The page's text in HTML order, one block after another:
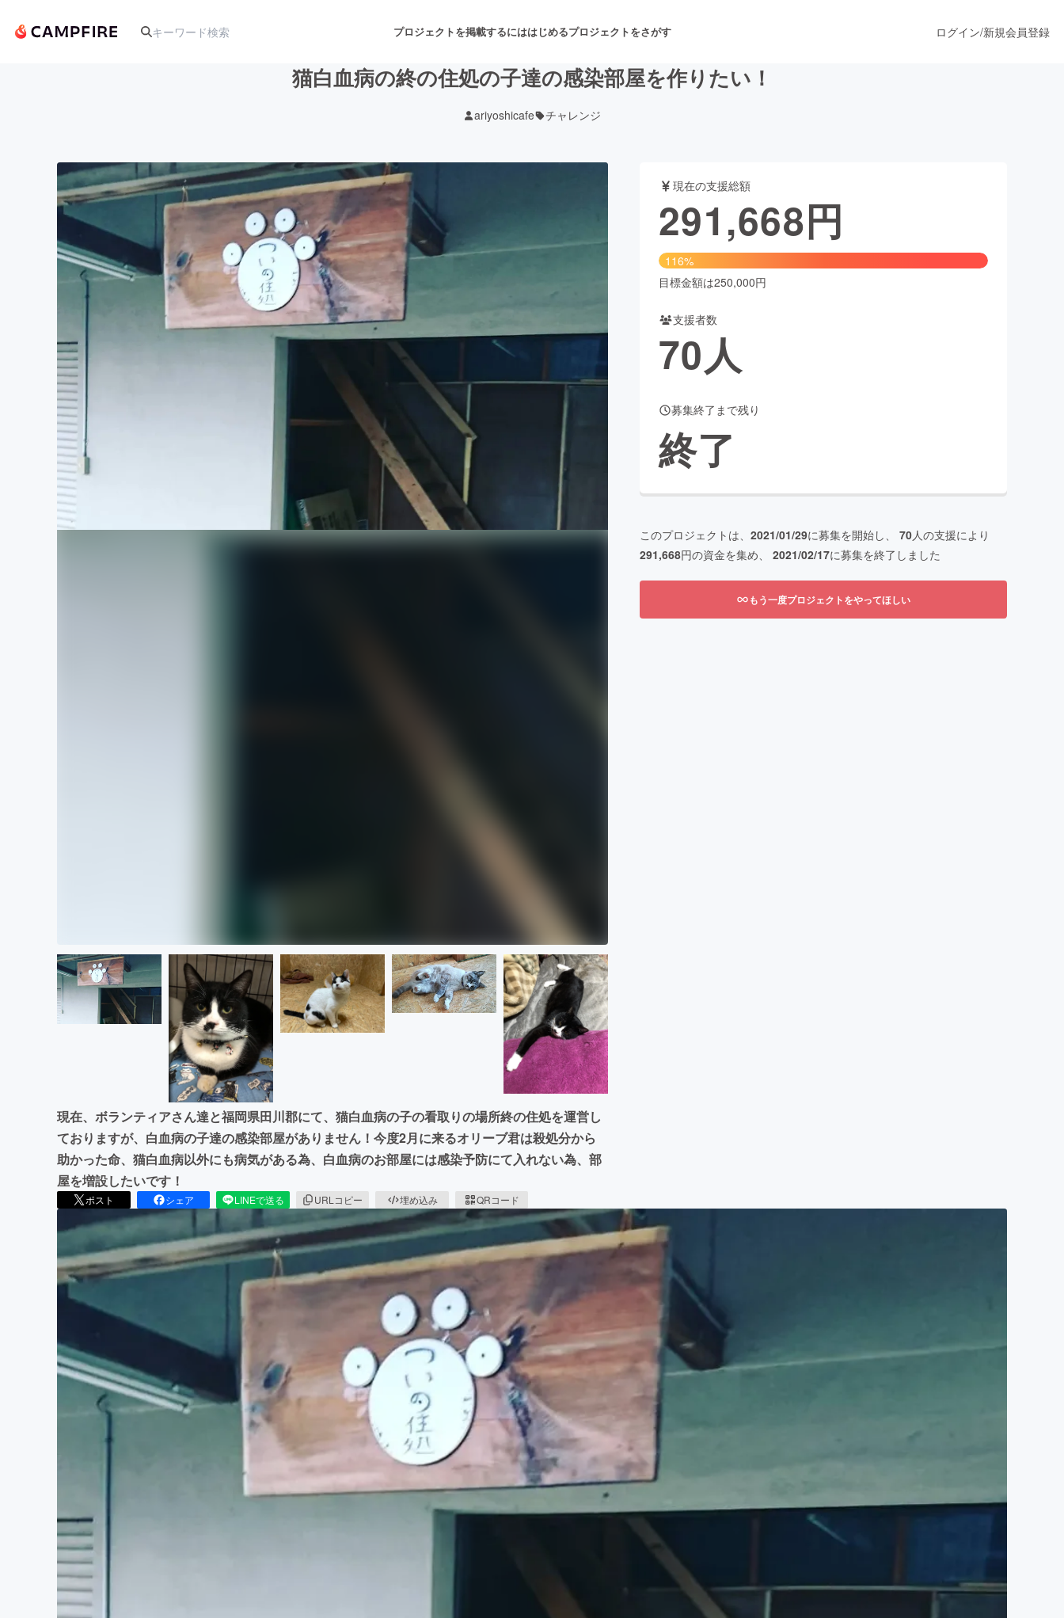
プロジェクトを掲載するにははじめるプロジェクトをさがす
アート・写真 音楽 舞台・パフォーマンス
テクノロジー・ガジェット ゲーム・サービス開発 フード・飲食店 ファッション
映像・映画 書籍・雑誌出版
ビジネス・起業 チャレンジ ビューティー・ヘルスケア
CAMPFIRE for Social Good
CAMPFIRE Creation
CAMPFIREふるさと納税
machi-ya
ログイン/新規会員登録
猫白血病の終の住処の子達の感染部屋を作りたい！
ariyoshicafe チャレンジ
現在、ボランティアさん達と福岡県田川郡にて、猫白血病の子の看取りの場所終の住処を運営し
ておりますが、白血病の子達の感染部屋がありません！今度2月に来るオリーブ君は殺処分から
助かった命、猫白血病以外にも病気がある為、白血病のお部屋には感染予防にて入れない為、部
屋を増設したいです！
ポスト シェア LINEで送る URLコピー 埋め込み QRコード
現在の支援総額
291,668円
116%
目標金額は250,000円
支援者数
70人
募集終了まで残り
終了
このプロジェクトは、 2021/01/29に募集を開始し、 70人の支援により
291,668円の資金を集め、 2021/02/17に募集を終了しました
もう一度プロジェクトをやってほしい